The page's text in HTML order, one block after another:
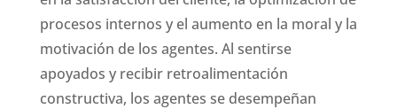
procesos internos y el aumento en la moral y la
motivación de los agentes. Al sentirse
apoyados y recibir retroalimentación
constructiva, los agentes se desempeñan